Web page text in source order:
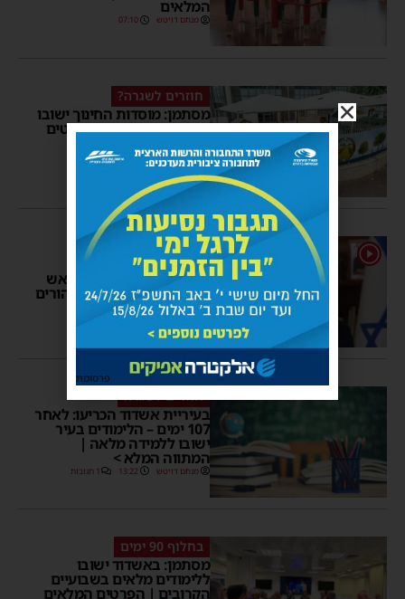
המלאים
מנחם דויטש 07:10
חוזרים לשגרה?
מסתמן: מוסדות החינוך ישובו
לפעול כבר ממחר | הפרטים
מנחם דויטש 17:22
1 אשדוד חוזרת ללימודים
״יכולתי להיות פופוליסט
ולקבל מחיאות כפיים״: ראש
העיר בהודעה מיוחדת להורים
משה קאהן 17:03 31 תגובות
חוזרים לשגרה
בעיריית אשדוד הכריעו: לאחר
107 ימים – הלימודים בעיר
ישובו ללמידה מלאה |
המתווה המלא >
מנחם דויטש 13:22 1 תגובות
בחלוף 90 ימים
מסתמן: באשדוד ישובו
ללימודים מלאים בשבועיים
הקרובים | הפרטים המלאים
פרסומת